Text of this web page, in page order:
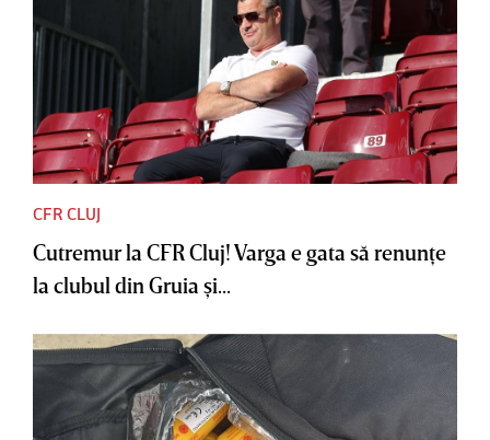
CFR CLUJ
Cutremur la CFR Cluj! Varga e gata să renunţe
la clubul din Gruia şi...